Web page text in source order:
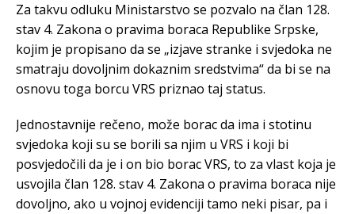
Za takvu odluku Ministarstvo se pozvalo na član 128.
stav 4. Zakona o pravima boraca Republike Srpske,
kojim je propisano da se „izjave stranke i svjedoka ne
smatraju dovoljnim dokaznim sredstvima“ da bi se na
osnovu toga borcu VRS priznao taj status.
Jednostavnije rečeno, može borac da ima i stotinu
svjedoka koji su se borili sa njim u VRS i koji bi
posvjedočili da je i on bio borac VRS, to za vlast koja je
usvojila član 128. stav 4. Zakona o pravima boraca nije
dovoljno, ako u vojnoj evidenciji tamo neki pisar, pa i